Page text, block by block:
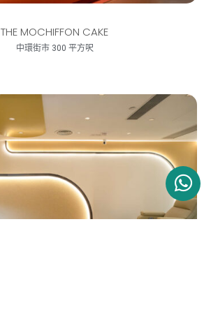
THE MOCHIFFON CAKE
中環街市 300 平方呎